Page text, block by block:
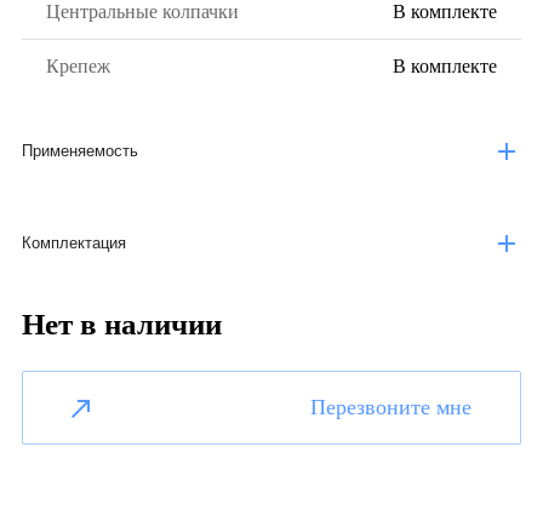
Центральные колпачки В комплекте
Крепеж В комплекте
Применяемость
Комплектация
Нет в наличии
Перезвоните мне